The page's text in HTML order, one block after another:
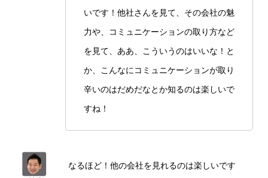
いです！他社さんを見て、その会社の魅
力や、コミュニケーションの取り方など
を見て、ああ、こういうのはいいな！と
か、こんなにコミュニケーションが取り
辛いのはだめだなとか知るのは楽しいで
すね！
なるほど！他の会社を見れるのは楽しいです